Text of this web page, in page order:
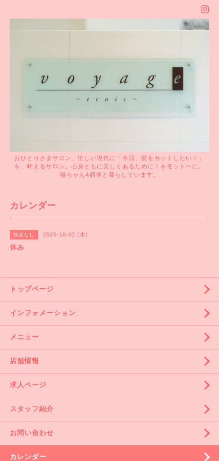
おひとりさまサロン。忙しい現代に「今日、髪をカットしたい！」
を、叶えるサロン。心身ともに美しくあるために！をモットーに。
猫ちゃん4個体と暮らしています。
カレンダー
指定なし 2025-10-02 (木)
休み
トップページ
インフォメーション
メニュー
店舗情報
求人ページ
スタッフ紹介
お問い合わせ
カレンダー